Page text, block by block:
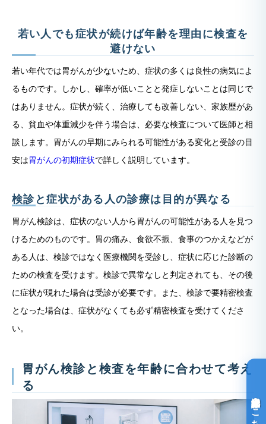
若い人でも症状が続けば年齢を理由に検査を
避けない
若い年代では胃がんが少ないため、症状の多くは良性の病気によ
るものです。しかし、確率が低いことと発症しないことは同じで
はありません。症状が続く、治療しても改善しない、家族歴があ
る、貧血や体重減少を伴う場合は、必要な検査について医師と相
談します。胃がんの早期にみられる可能性がある変化と受診の目
安は胃がんの初期症状で詳しく説明しています。
検診と症状がある人の診療は目的が異なる
胃がん検診は、症状のない人から胃がんの可能性がある人を見つ
けるためのものです。胃の痛み、食欲不振、食事のつかえなどが
ある人は、検診ではなく医療機関を受診し、症状に応じた診断の
ための検査を受けます。検診で異常なしと判定されても、その後
に症状が現れた場合は受診が必要です。また、検診で要精密検査
となった場合は、症状がなくても必ず精密検査を受けてくださ
い。
胃がん検診と検査を年齢に合わせて考え
る
光免疫療法詳細はこちら